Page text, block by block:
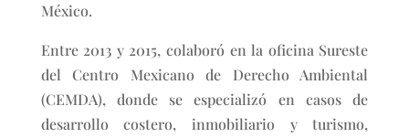
México.
Entre 2013 y 2015, colaboró en la oficina Sureste
del Centro Mexicano de Derecho Ambiental
(CEMDA), donde se especializó en casos de
desarrollo costero, inmobiliario y turismo,